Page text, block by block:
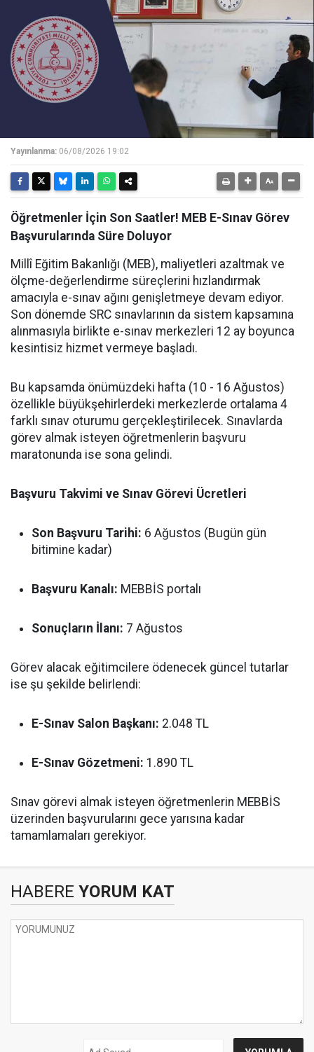
Yayınlanma: 06/08/2026 19:02
Öğretmenler İçin Son Saatler! MEB E-Sınav Görev
Başvurularında Süre Doluyor
Millî Eğitim Bakanlığı (MEB), maliyetleri azaltmak ve
ölçme-değerlendirme süreçlerini hızlandırmak
amacıyla e-sınav ağını genişletmeye devam ediyor.
Son dönemde SRC sınavlarının da sistem kapsamına
alınmasıyla birlikte e-sınav merkezleri 12 ay boyunca
kesintisiz hizmet vermeye başladı.
Bu kapsamda önümüzdeki hafta (10 - 16 Ağustos)
özellikle büyükşehirlerdeki merkezlerde ortalama 4
farklı sınav oturumu gerçekleştirilecek. Sınavlarda
görev almak isteyen öğretmenlerin başvuru
maratonunda ise sona gelindi.
Başvuru Takvimi ve Sınav Görevi Ücretleri
Son Başvuru Tarihi: 6 Ağustos (Bugün gün
bitimine kadar)
Başvuru Kanalı: MEBBİS portalı
Sonuçların İlanı: 7 Ağustos
Görev alacak eğitimcilere ödenecek güncel tutarlar
ise şu şekilde belirlendi:
E-Sınav Salon Başkanı: 2.048 TL
E-Sınav Gözetmeni: 1.890 TL
Sınav görevi almak isteyen öğretmenlerin MEBBİS
üzerinden başvurularını gece yarısına kadar
tamamlamaları gerekiyor.
HABERE YORUM KAT